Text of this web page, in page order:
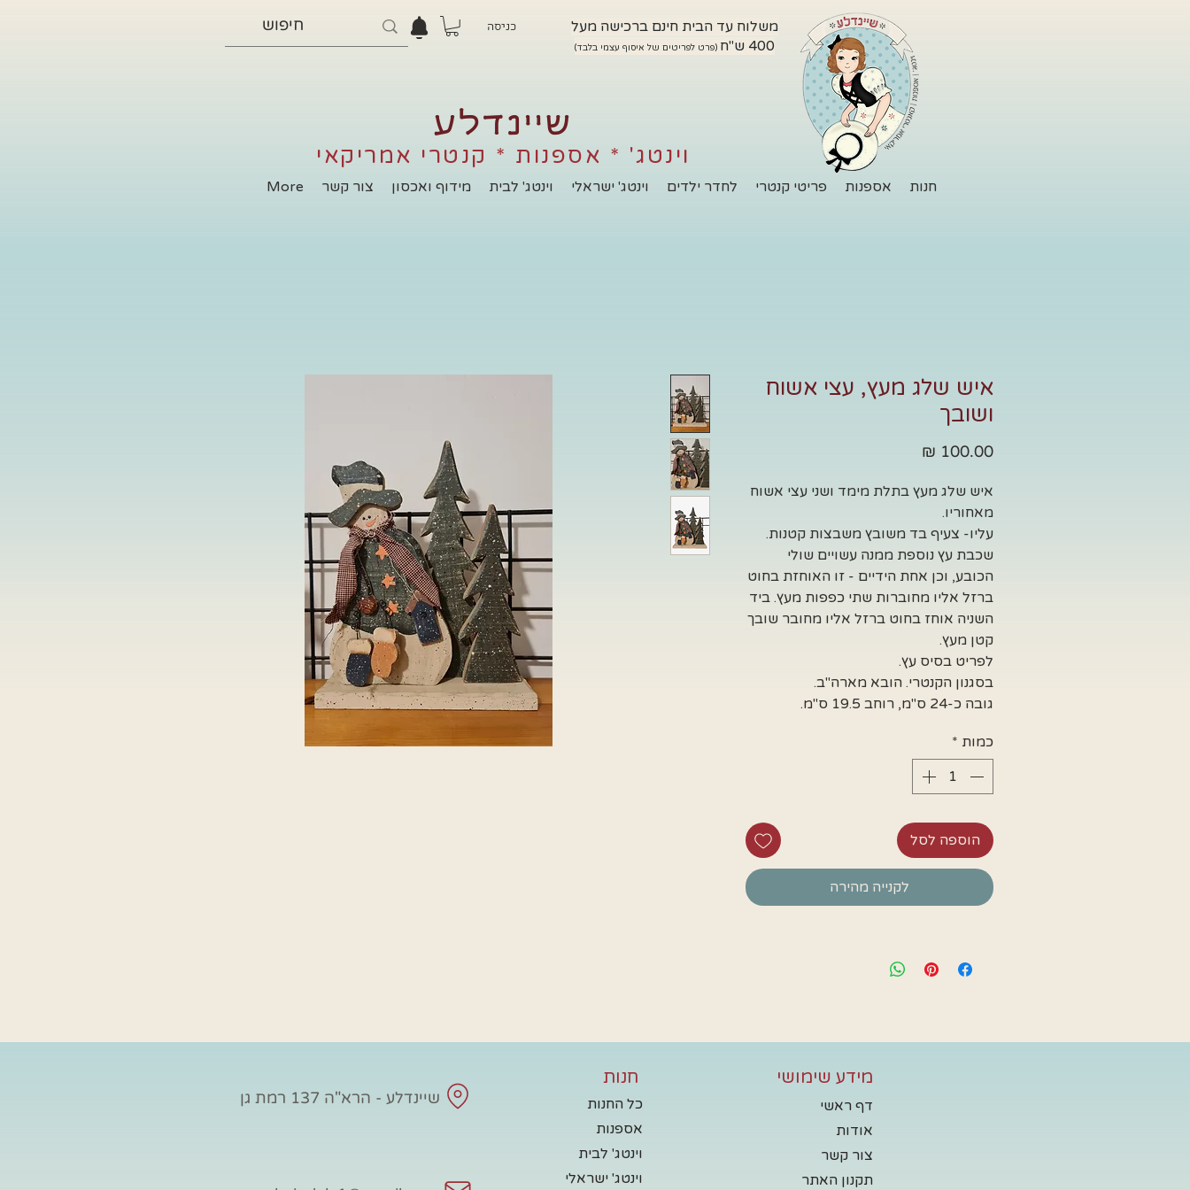
כניסה
משלוח עד הבית חינם ברכישה מעל
400 ש"ח
(פרט לפריטים של איסוף עצמי בלבד)
שיינדלע
וינטג' * אספנות * קנטרי אמריקאי
חנות אספנות פריטי קנטרי לחדר ילדים וינטג' ישראלי וינטג' לבית מידוף ואכסון צור קשר More
איש שלג מעץ, עצי אשוח
ושובך
איש שלג מעץ בתלת מימד ושני עצי אשוח
מאחוריו.
עליו- צעיף בד משובץ משבצות קטנות.
שכבת עץ נוספת ממנה עשויים שולי
הכובע, וכן אחת הידיים - זו האוחזת בחוט
ברזל אליו מחוברות שתי כפפות מעץ. ביד
השניה אוחז בחוט ברזל אליו מחובר שובך
קטן מעץ.
לפריט בסיס עץ.
בסגנון הקנטרי. הובא מארה"ב.
גובה כ-24 ס"מ, רוחב 19.5 ס"מ.
כמות *
הוספה לסל
לקנייה מהירה
שיינדלע - הרא"ה 137 רמת גן
חנות
כל החנות
אספנות
וינטג' לבית
וינטג' ישראלי
מידע שימושי
דף ראשי
אודות
צור קשר
תקנון האתר